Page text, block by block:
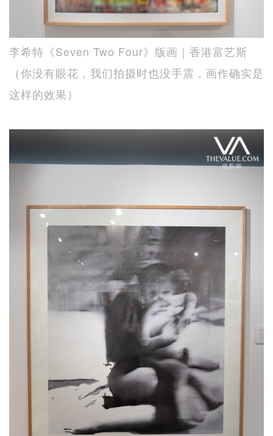
李希特《Seven Two Four》版画｜香港富艺斯
（你没有眼花，我们拍摄时也没手震，画作确实是
这样的效果）